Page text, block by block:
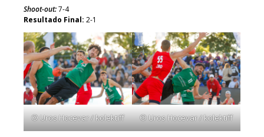
Shoot-out:7-4
Resultado Final: 2-1
© Uros Hocevar / kolektiff © Uros Hocevar / kolektiff